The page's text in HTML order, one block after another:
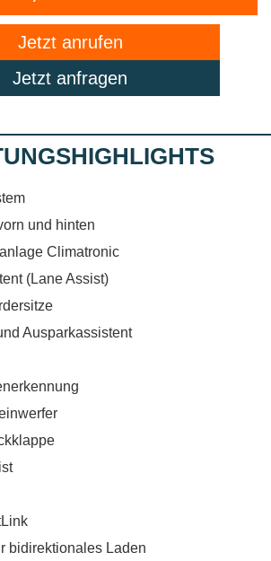
Jetzt anrufen
Jetzt anfragen
und hinten
Climatronic
(Lane Assist)
Ausparkassistent
bidirektionales Laden